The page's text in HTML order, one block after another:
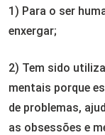
1) Para o ser
enxergar;
2) Tem sido
mentais porque
de problemas,
as obsessões e